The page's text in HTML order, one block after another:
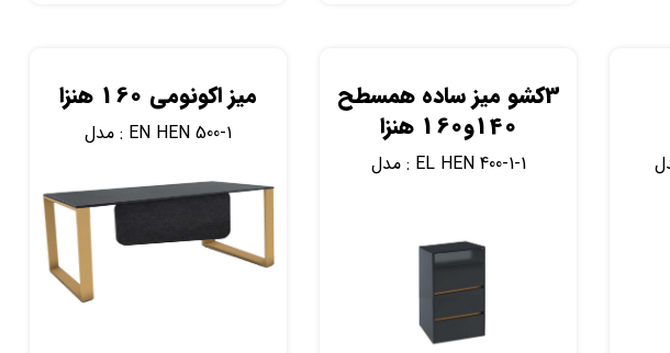
3کشو میز ساده همسطح
140و160 هنزا
مدل : EL HEN 400-1-1
میز اکونومی 160 هنزا
مدل : EN HEN 500-1